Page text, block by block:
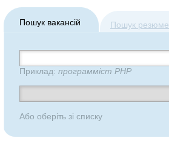
Пошук вакансій Пошук резюме
Приклад: программіст PHP
Або оберіть зі списку